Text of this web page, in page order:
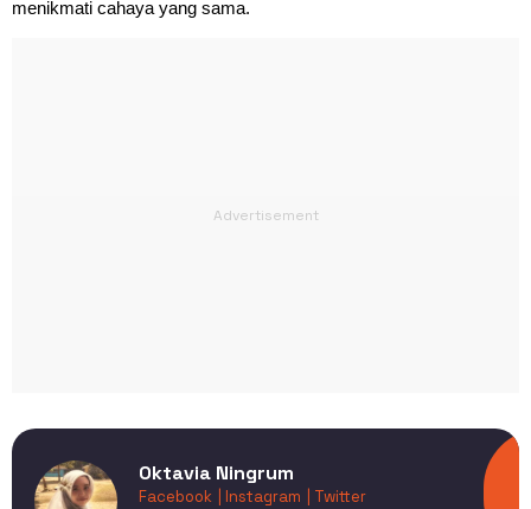
menikmati cahaya yang sama.
Oktavia Ningrum
Facebook | Instagram
| Twitter